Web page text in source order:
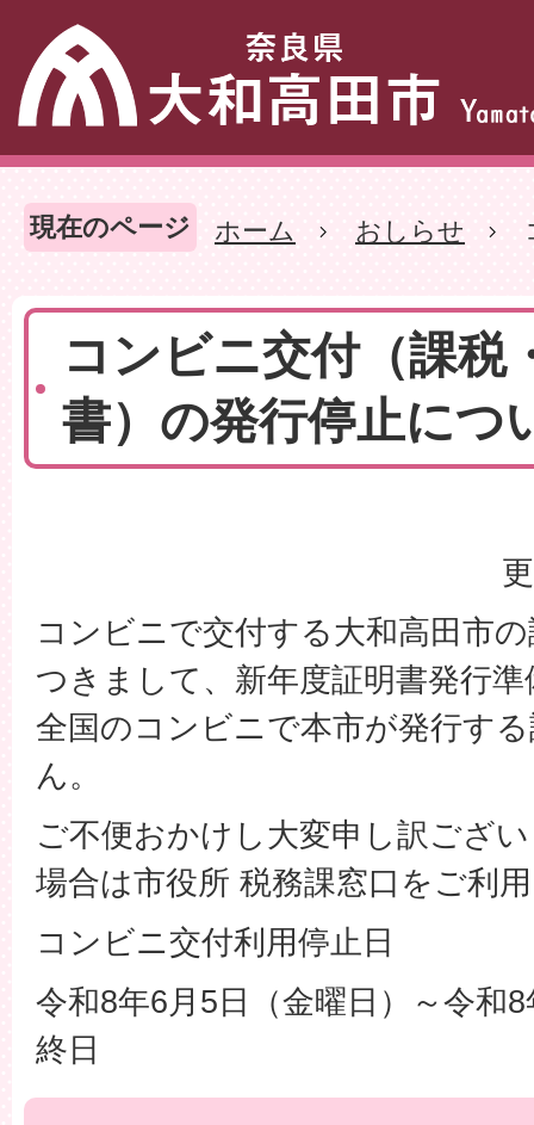
現在のページ ホーム おしらせ
コンビニ交付（課税
書）の発行停止につ
コンビニで交付する大和高田市
つきまして、新年度証明書発行
全国のコンビニで本市が発行す
ん。
ご不便おかけし大変申し訳ござ
場合は市役所 税務課窓口をご利
コンビニ交付利用停止日
令和8年6月5日（金曜日）～令和
終日